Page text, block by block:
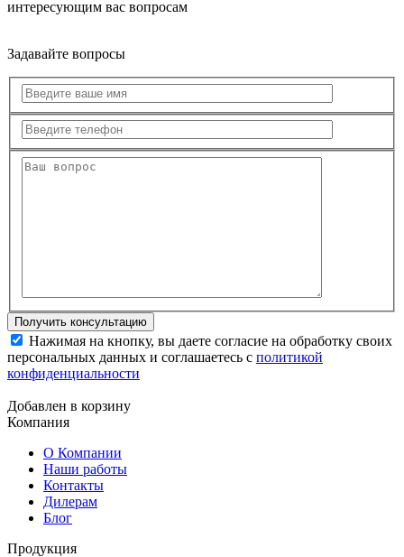
интересующим вас вопросам
Задавайте вопросы
Нажимая на кнопку, вы даете согласие на обработку своих
персональных данных и соглашаетесь с политикой
конфиденциальности
Добавлен в корзину
Компания
О Компании
Наши работы
Контакты
Дилерам
Блог
Продукция